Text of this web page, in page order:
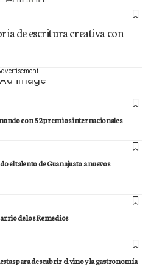
de escritura creativa con
-
con 52 premios internacionales
el talento de Guanajuato a nuevos
de los Remedios
para descubrir el vino y la gastronomía